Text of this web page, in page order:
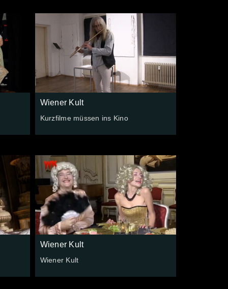
Wiener Kult
Kurzfilme müssen ins Kino
Wiener Kult
Wiener Kult